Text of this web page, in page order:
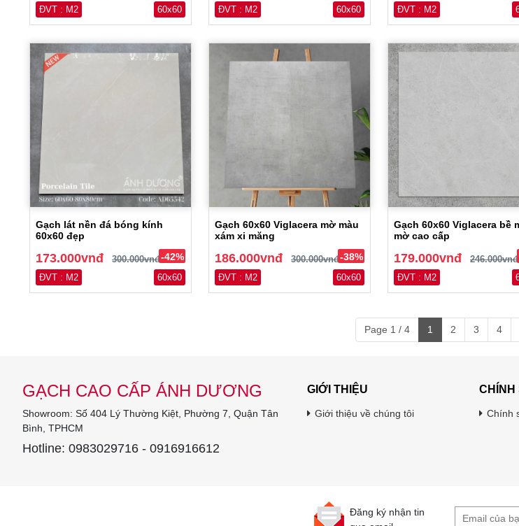
ĐVT : M2 60x60 ĐVT : M2 60x60 ĐVT : M2
Gạch lát nền đá bóng kính
60x60 đẹp
173.000vnđ 300.000vnđ -42%
ĐVT : M2 60x60
Gạch 60x60 Viglacera mờ màu
xám xi măng
186.000vnđ 300.000vnđ -38%
ĐVT : M2 60x60
Gạch 60x60 Viglacera bề
mờ cao cấp
179.000vnđ 246.000vnđ
ĐVT : M2
Page 1 / 4 1 2 3 4
GẠCH CAO CẤP ÁNH DƯƠNG
Showroom: Số 404 Lý Thường Kiệt, Phường 7, Quận Tân
Bình, TPHCM
Hotline: 0983029716 - 0916916612
GIỚI THIỆU
Giới thiệu về chúng tôi
CHÍNH
Chính
Đăng ký nhận tin